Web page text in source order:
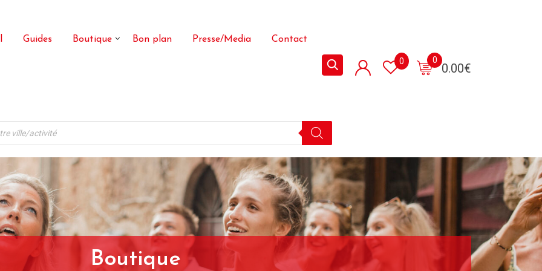
Guides Boutique Bon plan Presse/Media Contact
0.00€
0
0
Boutique